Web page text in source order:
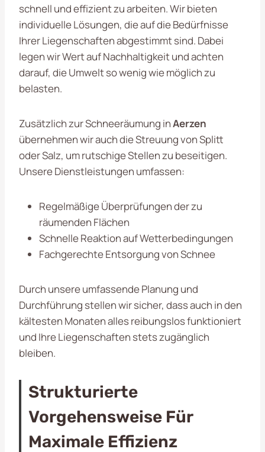
schnell und effizient zu arbeiten. Wir bieten
individuelle Lösungen, die auf die Bedürfnisse
Ihrer Liegenschaften abgestimmt sind. Dabei
legen wir Wert auf Nachhaltigkeit und achten
darauf, die Umwelt so wenig wie möglich zu
belasten.
Zusätzlich zur Schneeräumung inAerzen
übernehmen wir auch die Streuung von Splitt
oder Salz, um rutschige Stellen zu beseitigen.
Unsere Dienstleistungen umfassen:
Regelmäßige Überprüfungen der zu
räumenden Flächen
Schnelle Reaktion auf Wetterbedingungen
Fachgerechte Entsorgung von Schnee
Durch unsere umfassende Planung und
Durchführung stellen wir sicher, dass auch in den
kältesten Monaten alles reibungslos funktioniert
und Ihre Liegenschaften stets zugänglich
bleiben.
Strukturierte
Vorgehensweise Für
Maximale Effizienz